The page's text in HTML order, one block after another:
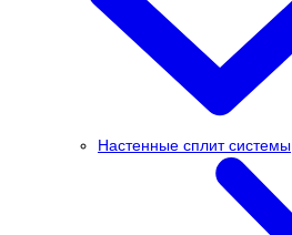
Настенные сплит системы